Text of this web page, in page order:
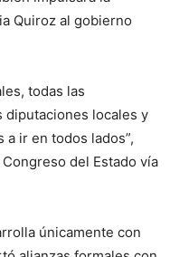
Quiroz al gobierno
todas las
diputaciones locales y
a ir en todos lados”,
del Estado vía
únicamente con